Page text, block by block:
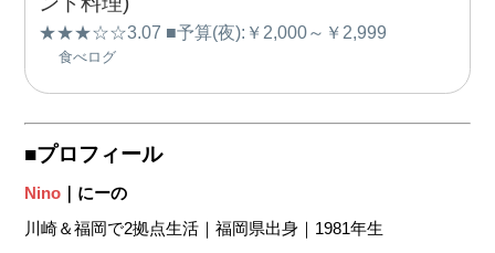
★★★☆☆3.07 ■予算(夜):￥2,000～￥2,999
食べログ
■プロフィール
Nino ｜にーの
川崎＆福岡で2拠点生活｜福岡県出身｜1981年生